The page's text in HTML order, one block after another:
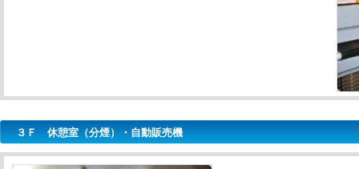
３Ｆ 休憩室（分煙）・自動販売機